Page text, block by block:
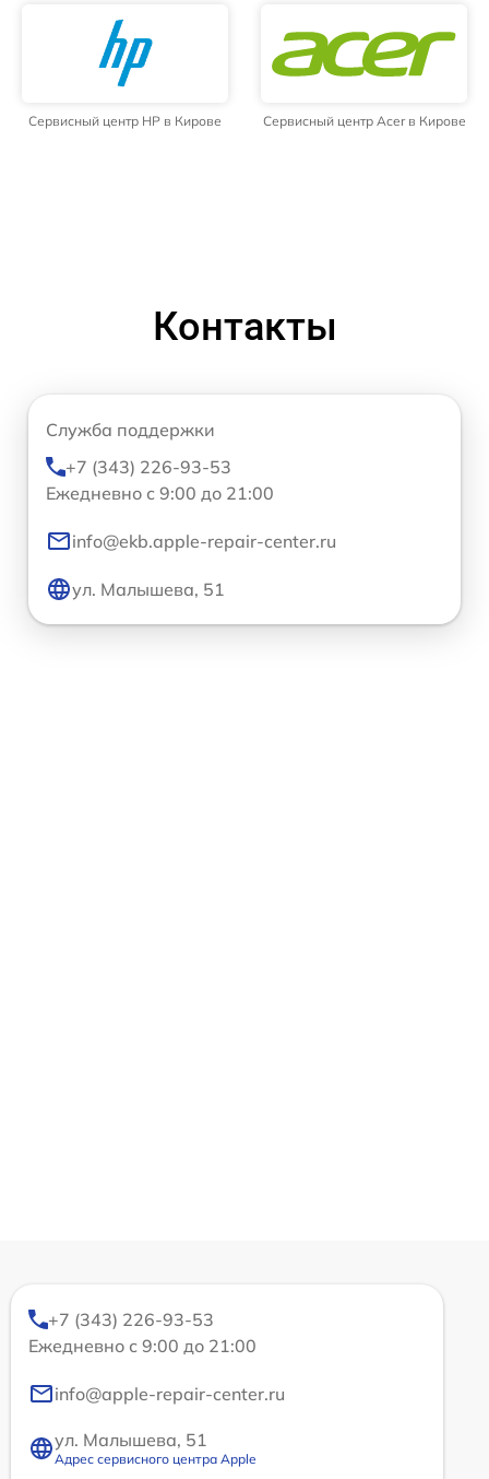
Сервисный центр HP в Кирове Сервисный центр Acer в Кирове
Контакты
Служба поддержки
+7 (343) 226-93-53
Ежедневно с 9:00 до 21:00
info@ekb.apple-repair-center.ru
ул. Малышева, 51
+7 (343) 226-93-53
Ежедневно с 9:00 до 21:00
info@apple-repair-center.ru
ул. Малышева, 51
Адрес сервисного центра Apple